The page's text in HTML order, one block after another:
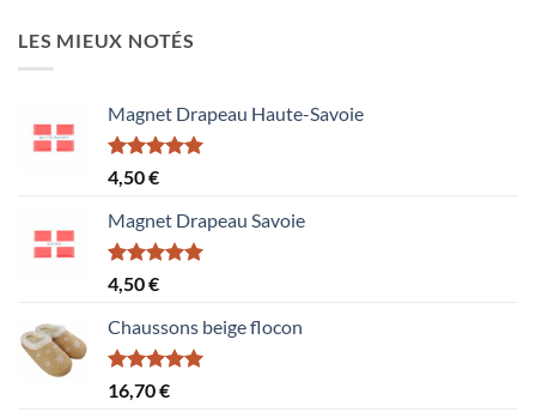
LES MIEUX NOTÉS
Magnet Drapeau Haute-Savoie
Note5.00
sur 5
4,50€
Magnet Drapeau Savoie
Note5.00
sur 5
4,50€
Chaussons beige flocon
Note5.00
sur 5
16,70€